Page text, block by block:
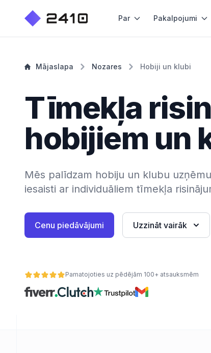
Par Pakalpojumi
Mājaslapa Nozares Hobiji un klubi
Tīmekļa
hobijiem un
Mēs palīdzam hobiju un klubu
iesaisti ar individuāliem tīmekļa
Cenu piedāvājumi Uzzināt vairāk
Pamatojoties uz pēdējām 100+ atsauksmēm